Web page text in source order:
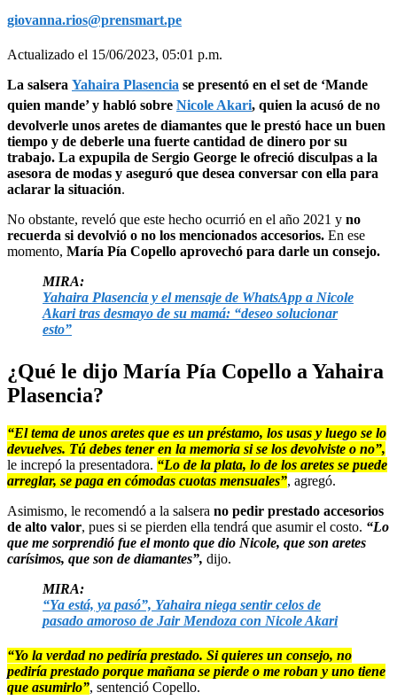
giovanna.rios@prensmart.pe
Actualizado el 15/06/2023, 05:01 p.m.
La salsera Yahaira Plasencia se presentó en el set de ‘Mande
quien mande’ y habló sobre Nicole Akari, quien la acusó de no
devolverle unos aretes de diamantes que le prestó hace un buen
tiempo y de deberle una fuerte cantidad de dinero por su
trabajo. La expupila de Sergio George le ofreció disculpas a la
asesora de modas y aseguró que desea conversar con ella para
aclarar la situación.
No obstante, reveló que este hecho ocurrió en el año 2021 y no
recuerda si devolvió o no los mencionados accesorios. En ese
momento, María Pía Copello aprovechó para darle un consejo.
MIRA:
Yahaira Plasencia y el mensaje de WhatsApp a Nicole
Akari tras desmayo de su mamá: “deseo solucionar
esto”
¿Qué le dijo María Pía Copello a Yahaira
Plasencia?
“El tema de unos aretes que es un préstamo, los usas y luego se lo
devuelves. Tú debes tener en la memoria si se los devolviste o no”,
le increpó la presentadora. “Lo de la plata, lo de los aretes se puede
arreglar, se paga en cómodas cuotas mensuales”, agregó.
Asimismo, le recomendó a la salsera no pedir prestado accesorios
de alto valor, pues si se pierden ella tendrá que asumir el costo. “Lo
que me sorprendió fue el monto que dio Nicole, que son aretes
carísimos, que son de diamantes”, dijo.
MIRA:
“Ya está, ya pasó”, Yahaira niega sentir celos de
pasado amoroso de Jair Mendoza con Nicole Akari
“Yo la verdad no pediría prestado. Si quieres un consejo, no
pediría prestado porque mañana se pierde o me roban y uno tiene
que asumirlo”, sentenció Copello.